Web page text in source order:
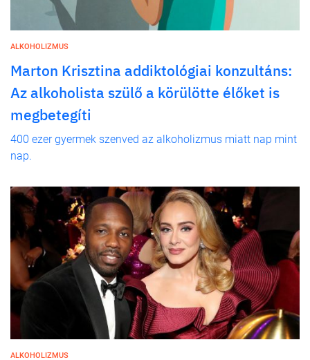
ALKOHOLIZMUS
Marton Krisztina addiktológiai konzultáns:
Az alkoholista szülő a körülötte élőket is
megbetegíti
400 ezer gyermek szenved az alkoholizmus miatt nap mint
nap.
ALKOHOLIZMUS